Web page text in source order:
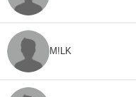
M!LK